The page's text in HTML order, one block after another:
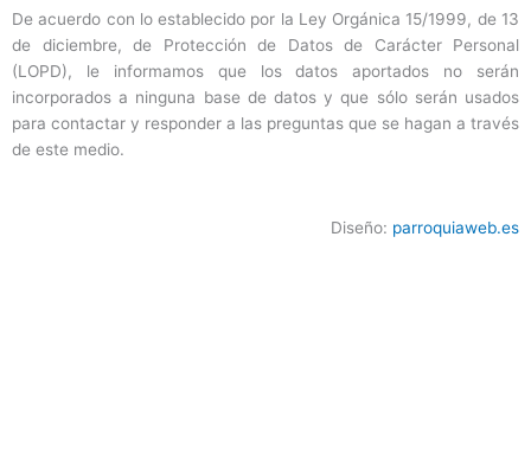
De acuerdo con lo establecido por la Ley Orgánica 15/1999, de 13
de diciembre, de Protección de Datos de Carácter Personal
(LOPD), le informamos que los datos aportados no serán
incorporados a ninguna base de datos y que sólo serán usados
para contactar y responder a las preguntas que se hagan a través
de este medio.
Diseño: parroquiaweb.es